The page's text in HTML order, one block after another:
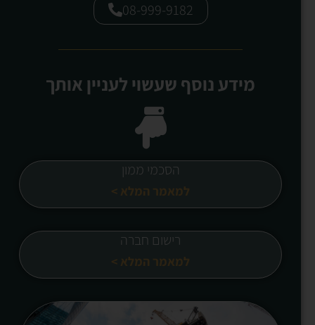
08-999-9182
מידע נוסף שעשוי לעניין אותך
הסכמי ממון
למאמר המלא >
רישום חברה
למאמר המלא >